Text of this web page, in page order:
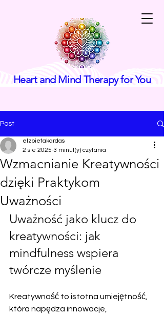
Heart and Mind Therapy for You
Post
Wzmacnianie Kreatywności
dzięki Praktykom
Uważności
elzbietakardas
2 sie 2025 3 minut(y) czytania
Uważność jako klucz do
kreatywności: jak
mindfulness wspiera
twórcze myślenie
Kreatywność to istotna umiejętność,
która napędza innowacje,